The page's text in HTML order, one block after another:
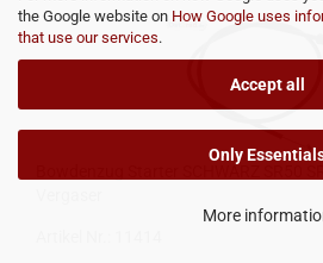
the Google website on How Google uses
that use our services.
Accept all
Only
More